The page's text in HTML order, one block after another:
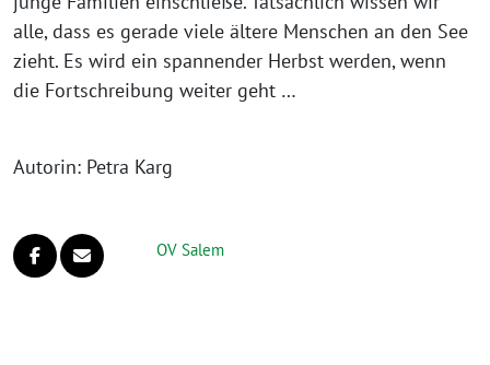
alle, dass es gera­de vie­le älte­re Menschen an den See
zieht. Es wird ein span­nen­der Herbst wer­den, wenn
die Fortschreibung wei­ter geht …
Autorin: Petra Karg
OV Salem